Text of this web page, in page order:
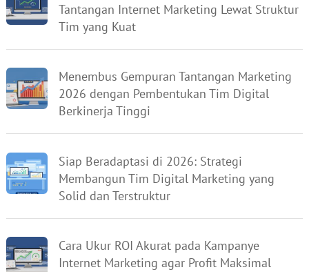
Tantangan Internet Marketing Lewat Struktur
Tim yang Kuat
Menembus Gempuran Tantangan Marketing
2026 dengan Pembentukan Tim Digital
Berkinerja Tinggi
Siap Beradaptasi di 2026: Strategi
Membangun Tim Digital Marketing yang
Solid dan Terstruktur
Cara Ukur ROI Akurat pada Kampanye
Internet Marketing agar Profit Maksimal